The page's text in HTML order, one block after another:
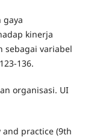
gaya
kinerja
sebagai variabel
136.
organisasi. UI
and practice (9th